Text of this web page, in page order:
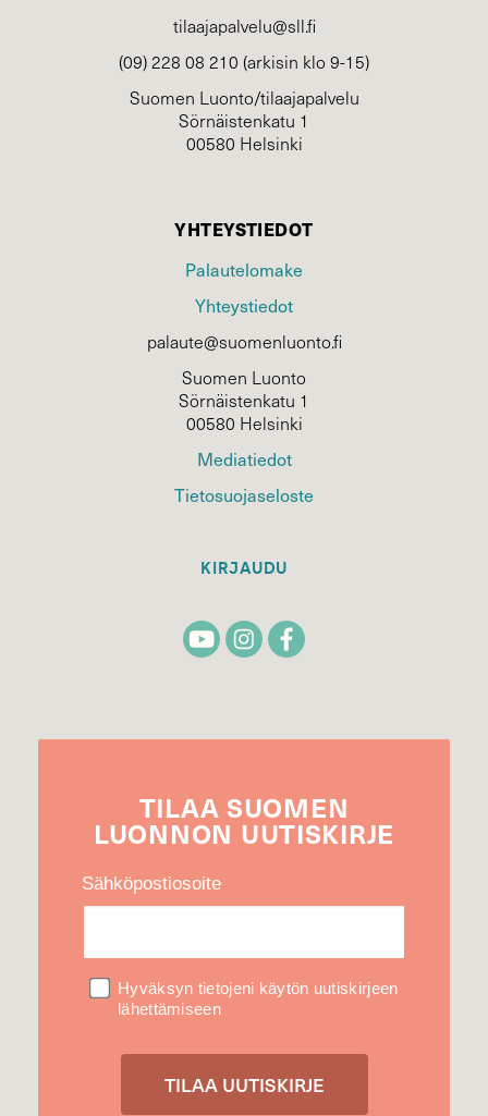
tilaajapalvelu@sll.fi
(09) 228 08 210 (arkisin klo 9-15)
Suomen Luonto/tilaajapalvelu
Sörnäistenkatu 1
00580 Helsinki
YHTEYSTIEDOT
Palautelomake
Yhteystiedot
palaute@suomenluonto.fi
Suomen Luonto
Sörnäistenkatu 1
00580 Helsinki
Mediatiedot
Tietosuojaseloste
KIRJAUDU
TILAA SUOMEN
LUONNON UUTIS­KIRJE
Sähköpostiosoite
Hyväksyn tietojeni käytön uutiskirjeen
lähettämiseen